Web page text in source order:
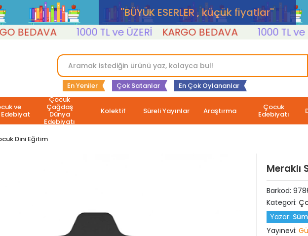
''BÜYÜK ESERLER , küçük fiyatlar''
1000 TL ve ÜZERİ KARGO BEDAVA 1000 TL ve
En Yeniler Çok Satanlar En Çok Oylananlar
ve
Çocuk
Çağdaş
Dünya
Edebiyatı
Kolektif Süreli Yayınlar Araştırma Çocuk
Edebiyatı
Dini Eğitim
Meraklı
Barkod:
Kategori:
Yazar:
Yayınevi: